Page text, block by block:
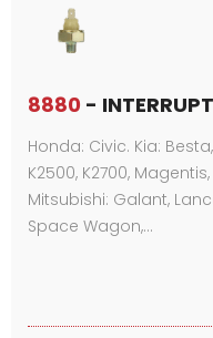
8880 -
Honda: Civic. Kia:
K2500, K2700,
Mitsubishi: Galant,
Space Wagon,…